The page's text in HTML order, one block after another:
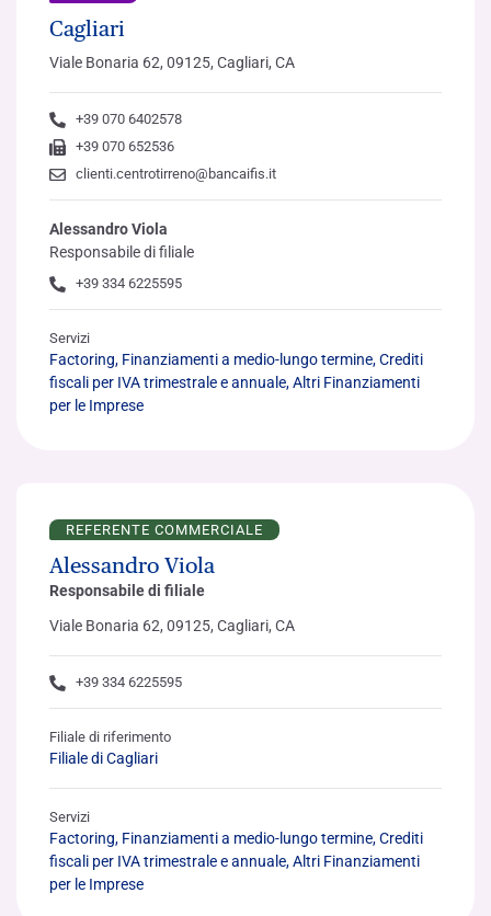
Cagliari
Viale Bonaria 62, 09125, Cagliari, CA
+39 070 6402578
+39 070 652536
clienti.centrotirreno@bancaifis.it
Alessandro Viola
Responsabile di filiale
+39 334 6225595
Servizi
Factoring, Finanziamenti a medio-lungo termine, Crediti
fiscali per IVA trimestrale e annuale, Altri Finanziamenti
per le Imprese
REFERENTE COMMERCIALE
Alessandro Viola
Responsabile di filiale
Viale Bonaria 62, 09125, Cagliari, CA
+39 334 6225595
Filiale di riferimento
Filiale di Cagliari
Servizi
Factoring, Finanziamenti a medio-lungo termine, Crediti
fiscali per IVA trimestrale e annuale, Altri Finanziamenti
per le Imprese